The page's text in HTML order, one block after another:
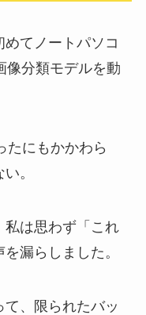
てノートパソコ
像分類モデルを動
たにもかかわら
。
私は思わず「これ
漏らしました。
、限られたバッ